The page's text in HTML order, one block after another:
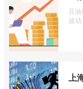
豆
波